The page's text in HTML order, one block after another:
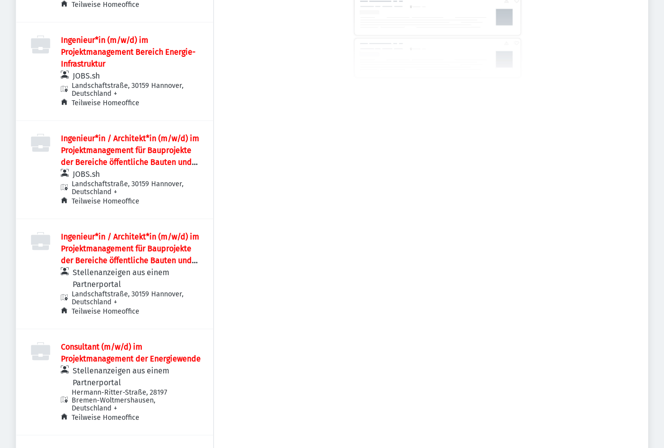
Teilweise Homeoffice
Ingenieur*in (m/w/d) im
Projektmanagement Bereich Energie-
Infrastruktur
JOBS.sh
Landschaftstraße, 30159 Hannover,
Deutschland +
Teilweise Homeoffice
Ingenieur*in / Architekt*in (m/w/d) im
Projektmanagement für Bauprojekte
der Bereiche öffentliche Bauten und
Industriebauten / Infrastruktur
JOBS.sh
Landschaftstraße, 30159 Hannover,
Deutschland +
Teilweise Homeoffice
Ingenieur*in / Architekt*in (m/w/d) im
Projektmanagement für Bauprojekte
der Bereiche öffentliche Bauten und
Industriebauten / Infrastruktur
Stellenanzeigen aus einem
Partnerportal
Landschaftstraße, 30159 Hannover,
Deutschland +
Teilweise Homeoffice
Consultant (m/w/d) im
Projektmanagement der Energiewende
Stellenanzeigen aus einem
Partnerportal
Hermann-Ritter-Straße, 28197
Bremen-Woltmershausen,
Deutschland +
Teilweise Homeoffice